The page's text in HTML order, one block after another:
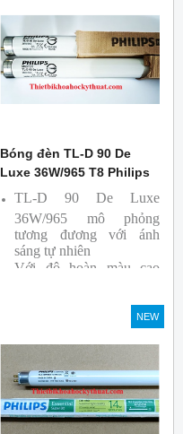
Bóng đèn TL-D 90 De
Luxe 36W/965 T8 Philips
TL-D 90 De Luxe
36W/965 mô phỏng
tương đương với ánh
sáng tự nhiên
Với độ hoàn màu cao
Sản phẩm được sản xuất
NEW